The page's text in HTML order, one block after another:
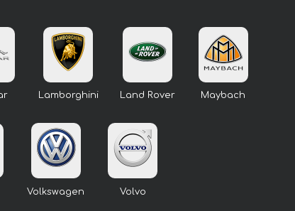
Lamborghini Land Rover Maybach
Volkswagen Volvo